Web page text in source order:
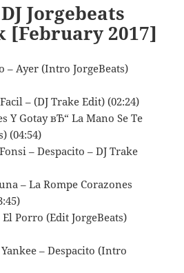
Jorgebeats
[February 2017]
– Ayer (Intro JorgeBeats)
– (DJ Trake Edit) (02:24)
Y Gotay вЂ“ La Mano Se Te
(04:54)
– Despacito – DJ Trake
– La Rompe Corazones
El Porro (Edit JorgeBeats)
– Despacito (Intro